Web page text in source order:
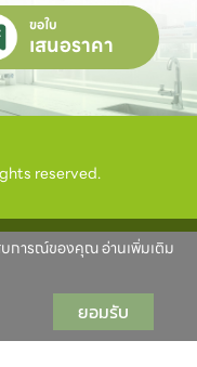
ขอใบ
เสนอราคา
reserved.
บการณ์ของคุณ อ่านเพิ่มเติม
ยอมรับ